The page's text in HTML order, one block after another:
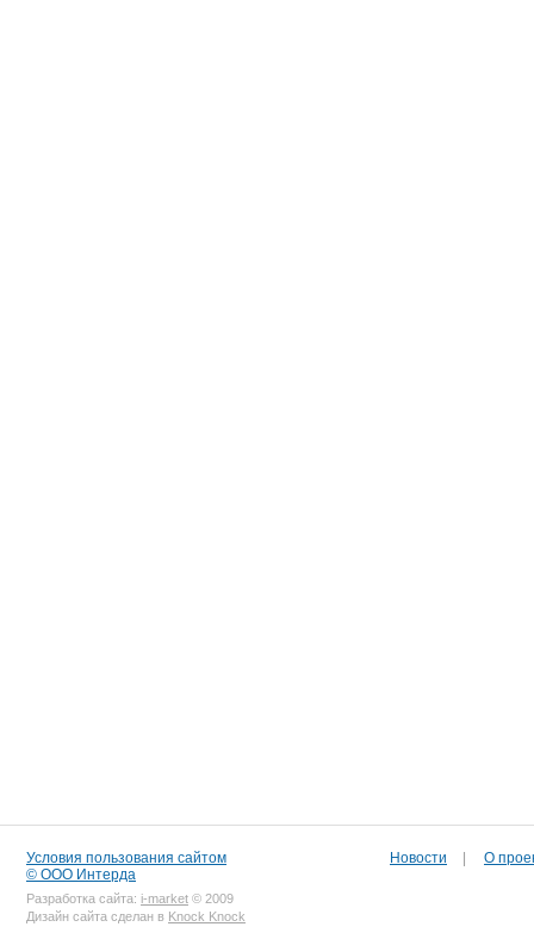
Условия пользования сайтом
© ООО Интерда
Разработка сайта: i-market © 2009
Дизайн сайта сделан в Knock Knock
Новости О